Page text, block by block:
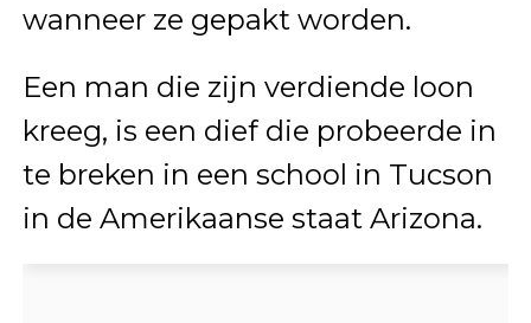
wanneer ze gepakt worden.
Een man die zijn verdiende loon
kreeg, is een dief die probeerde in
te breken in een school in Tucson
in de Amerikaanse staat Arizona.